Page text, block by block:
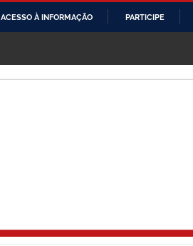
ACESSO À INFORMAÇÃO PARTICIPE